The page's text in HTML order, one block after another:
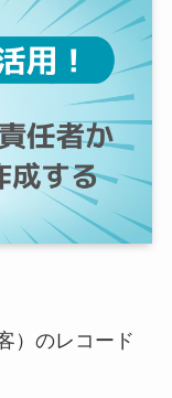
）のレコード